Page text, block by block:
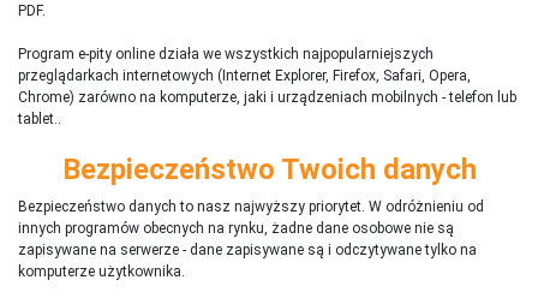
PDF.
Program e-pity online działa we wszystkich najpopularniejszych
przeglądarkach internetowych (Internet Explorer, Firefox, Safari, Opera,
Chrome) zarówno na komputerze, jaki i urządzeniach mobilnych - telefon lub
tablet..
Bezpieczeństwo Twoich danych
Bezpieczeństwo danych to nasz najwyższy priorytet. W odróżnieniu od
innych programów obecnych na rynku, żadne dane osobowe nie są
zapisywane na serwerze - dane zapisywane są i odczytywane tylko na
komputerze użytkownika.